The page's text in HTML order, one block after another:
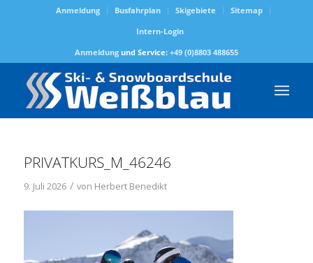
Anmeldung Busfahrplan Skigebiete
Sitemap
Intern-Login
Anmeldungund Service: +49 (0)8803 488655
PRIVATKURS_M_46246
9. Juli 2026 / von Herbert Benedikt